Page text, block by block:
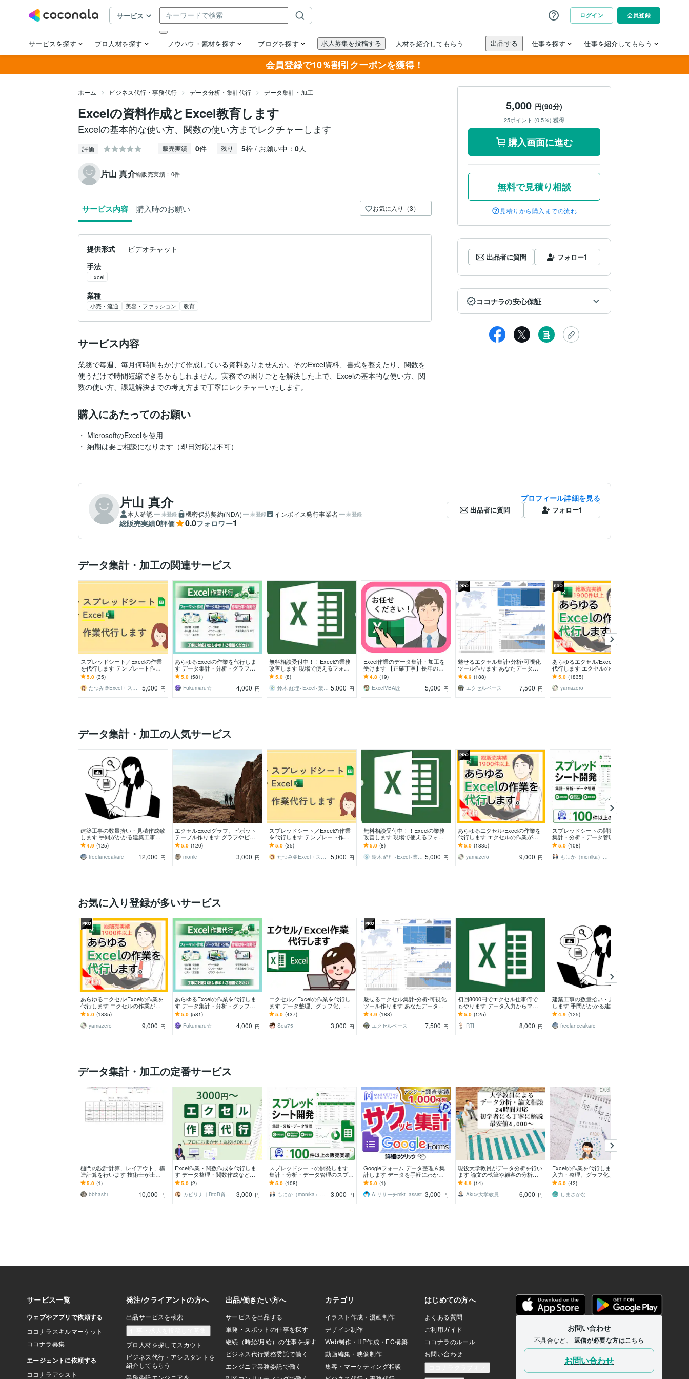
会員登録で10％割引クーポンを獲得！
ホーム ビジネス代行・事務代行 データ分析・集計代行 データ集計・加工
Excelの資料作成とExcel教育します
Excelの基本的な使い方、関数の使い方までレクチャーします
評価 - 販売実績 0件 残り 5枠 / お願い中： 0人
片山 真介総販売実績： 0件
サービス内容 購入時のお願い お気に入り（3）
提供形式
ビデオチャット
手法
Excel
業種
小売・流通 美容・ファッション 教育
サービス内容
業務で毎週、毎月何時間もかけて作成している資料ありませんか。そのExcel資料、書式を整えたり、関数を
使うだけで時間短縮できるかもしれません。実務での困りごとを解決した上で、Excelの基本的な使い方、関
数の使い方、課題解決までの考え方まで丁寧にレクチャーいたします。
購入にあたってのお願い
・ MicrosoftのExcelを使用
・ 納期は要ご相談になります（即日対応は不可）
5,000 円(90分)
25ポイント (0.5％) 獲得
購入画面に進む
無料で見積り相談
見積りから購入までの流れ
出品者に質問 フォロー1
ココナラの安心保証
片山 真介
本人確認 未登録 機密保持契約(NDA) 未登録 インボイス発行事業者 未登録
総販売実績0評価 0.0フォロワー1
プロフィール詳細を見る
出品者に質問 フォロー1
データ集計・加工の関連サービス
スプレッドシート／Excelの作業
を代行します テンプレート作
成、データ整理、集計などご相談
ください
5.0 (35)
たつみ＠Excel・スプシで業務効率化
5,000 円
あらゆるExcelの作業を代行しま
す データ集計・分析・グラフを
作成いたします！
5.0 (581)
Fukumaru☆
4,000 円
無料相談受付中！！Excelの業務
改善します 現場で使えるフォー
マット・自動化を実務経験者が設
計します
5.0 (8)
鈴木 経理×Excel×業務効率 5,000 円
Excel作業のデータ集計・加工を
受けます 【正確丁寧】長年の経
験と豊富な実績でご満足いただい
てます！
4.8 (19)
ExcelVBA匠
5,000 円
魅せるエクセル集計•分析•可視化
ツール作ります あなたデータを
効果的に分析&可視化して価値を
上げませんか？
4.9 (188)
エクセルベース
7,500 円
あらゆるエクセル/Excelの作業を
代行します エクセルの作業が苦
手なあなたに：マクロVBAにも対
応します
5.0 (1835)
yamazero
データ集計・加工の人気サービス
建築工事の数量拾い・見積作成致
します 手間がかかる建築工事の
積算、数量拾い、見積書作成行い
ます。
4.9 (125)
freelanceakarc
12,000 円
エクセルExcelグラフ、ピボット
テーブル作ります グラフやピボ
ットテーブルを使って集計したい
方ご依頼ください！
5.0 (120)
monic
3,000 円
スプレッドシート／Excelの作業
を代行します テンプレート作
成、データ整理、集計などご相談
ください
5.0 (35)
たつみ＠Excel・スプシで業務効率化
5,000 円
無料相談受付中！！Excelの業務
改善します 現場で使えるフォー
マット・自動化を実務経験者が設
計します
5.0 (8)
鈴木 経理×Excel×業務効率 5,000 円
あらゆるエクセル/Excelの作業を
代行します エクセルの作業が苦
手なあなたに：マクロVBAにも対
応します
5.0 (1835)
yamazero
9,000 円
スプレッドシートの開発します
集計・分析・データ管理のスプレ
ッドシート
5.0 (108)
もにか（monika）＠もに開発
お気に入り登録が多いサービス
あらゆるエクセル/Excelの作業を
代行します エクセルの作業が苦
手なあなたに：マクロVBAにも対
応します
5.0 (1835)
yamazero
9,000 円
あらゆるExcelの作業を代行しま
す データ集計・分析・グラフを
作成いたします！
5.0 (581)
Fukumaru☆
4,000 円
エクセル／Excelの作業を代行し
ます データ整理、グラフ化、テ
ンプレート作成、様式作成等
5.0 (437)
Sea75
3,000 円
魅せるエクセル集計•分析•可視化
ツール作ります あなたデータを
効果的に分析&可視化して価値を
上げませんか？
4.9 (188)
エクセルベース
7,500 円
初回8000円でエクセル仕事何で
もやります データ入力からマク
ロ作成まで 初回8000円
5.0 (125)
RTI
8,000 円
建築工事の数量拾い・見積作成致
します 手間がかかる建築工事の
積算、数量拾い、見積書作成行い
ます。
4.9 (125)
freelanceakarc
12,000
データ集計・加工の定番サービス
樋門の設計計算、レイアウト、構
造計算を行います 技術士が土木
ビジネスで水理・構造計算、設計
をします。
5.0 (1)
bbhashi
10,000 円
Excel作業・関数作成を代行しま
す データ整理・関数作成など対
応可能です
5.0 (2)
カピリナ｜BtoB資料・業務改善
3,000 円
スプレッドシートの開発します
集計・分析・データ管理のスプレ
ッドシート
5.0 (108)
もにか（monika）＠もに開発
3,000 円
Googleフォーム データ整理＆集
計します データを手軽にわかり
やすく！ すぐ使えるカタチでご
提供！
5.0 (1)
AIリサーチmkt_assist 3,000 円
現役大学教員がデータ分析を行い
ます 論文の執筆や顧客の分析な
ど、個人から企業まで柔軟に対応
します
4.9 (14)
Aki＠大学教員
6,000 円
Excelの作業を代行します データ
入力・整理、グラフ化、テンプレ
ート作成など！
5.0 (42)
しまさかな